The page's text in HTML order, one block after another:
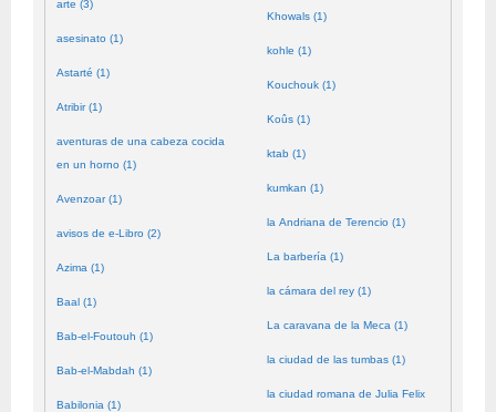
arte (3)
asesinato (1)
Astarté (1)
Atribir (1)
aventuras de una cabeza cocida
en un horno (1)
Avenzoar (1)
avisos de e-Libro (2)
Azima (1)
Baal (1)
Bab-el-Foutouh (1)
Bab-el-Mabdah (1)
Babilonia (1)
Khowals (1)
kohle (1)
Kouchouk (1)
Koûs (1)
ktab (1)
kumkan (1)
la Andriana de Terencio (1)
La barbería (1)
la cámara del rey (1)
La caravana de la Meca (1)
la ciudad de las tumbas (1)
la ciudad romana de Julia Felix